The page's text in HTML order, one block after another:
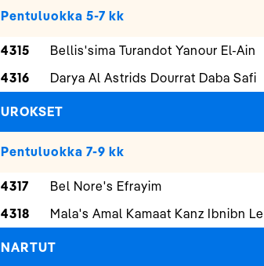
Pentuluokka 5-7 kk
4315 Bellis'sima Turandot Yanour El-Ain
4316
Darya Al Astrids Dourrat Daba Safi
UROKSET
Pentuluokka 7-9 kk
4317 Bel Nore's Efrayim
4318
Mala's Amal Kamaat Kanz Ibnibn
NARTUT